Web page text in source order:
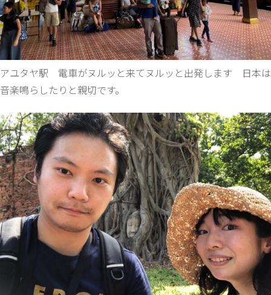
アユタヤ駅 電車がヌルッと来てヌルッと出発します 日本は
音楽鳴らしたりと親切です。